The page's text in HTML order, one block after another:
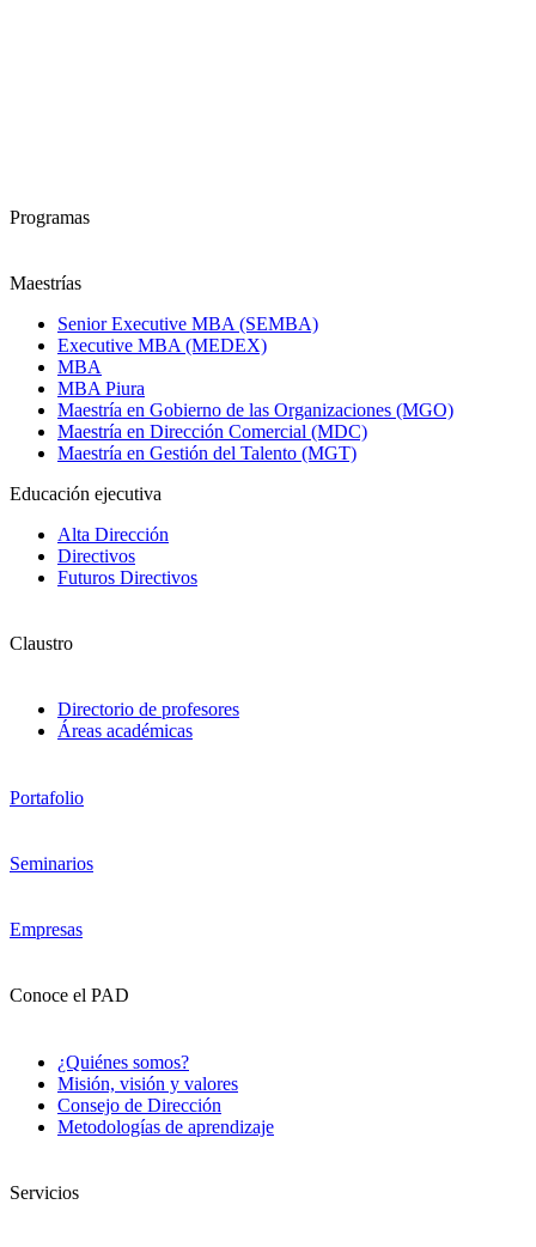
Programas
Maestrías
Senior Executive MBA (SEMBA)
Executive MBA (MEDEX)
MBA
MBA Piura
Maestría en Gobierno de las Organizaciones (MGO)
Maestría en Dirección Comercial (MDC)
Maestría en Gestión del Talento (MGT)
Educación ejecutiva
Alta Dirección
Directivos
Futuros Directivos
Claustro
Directorio de profesores
Áreas académicas
Portafolio
Seminarios
Empresas
Conoce el PAD
¿Quiénes somos?
Misión, visión y valores
Consejo de Dirección
Metodologías de aprendizaje
Servicios